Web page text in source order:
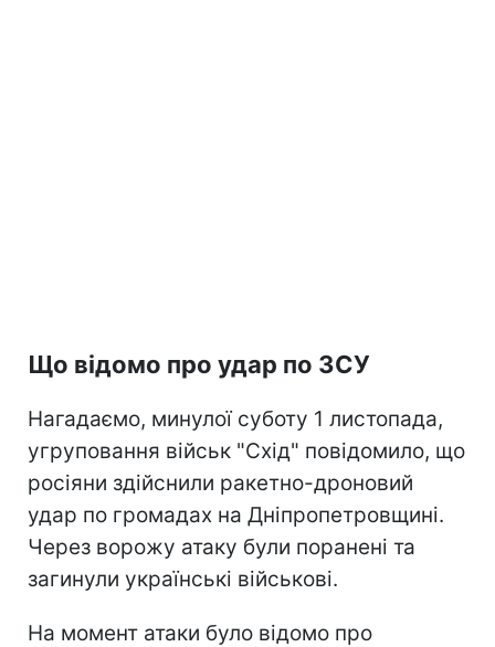
Що відомо про удар по ЗСУ
Нагадаємо, минулої суботу 1 листопада,
угруповання військ "Схід" повідомило, що
росіяни здійснили ракетно-дроновий
удар по громадах на Дніпропетровщині.
Через ворожу атаку були поранені та
загинули українські військові.
На момент атаки було відомо про